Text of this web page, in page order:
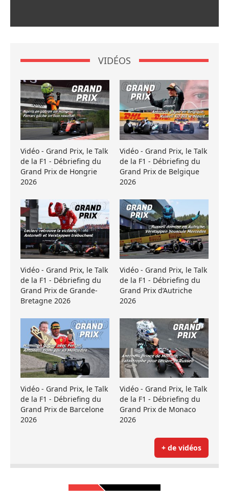
VIDÉOS
Vidéo - Grand Prix, le Talk
de la F1 - Débriefing du
Grand Prix de Hongrie
2026
Vidéo - Grand Prix, le Talk
de la F1 - Débriefing du
Grand Prix de Belgique
2026
Vidéo - Grand Prix, le Talk
de la F1 - Débriefing du
Grand Prix de Grande-
Bretagne 2026
Vidéo - Grand Prix, le Talk
de la F1 - Débriefing du
Grand Prix d’Autriche
2026
Vidéo - Grand Prix, le Talk
de la F1 - Débriefing du
Grand Prix de Barcelone
2026
Vidéo - Grand Prix, le Talk
de la F1 - Débriefing du
Grand Prix de Monaco
2026
+ de vidéos